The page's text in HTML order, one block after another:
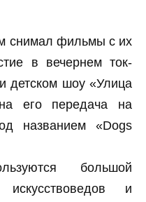
снимал фильмы с их
в вечернем ток-
детском шоу «Улица
его передача на
названием «Dogs
большой
и